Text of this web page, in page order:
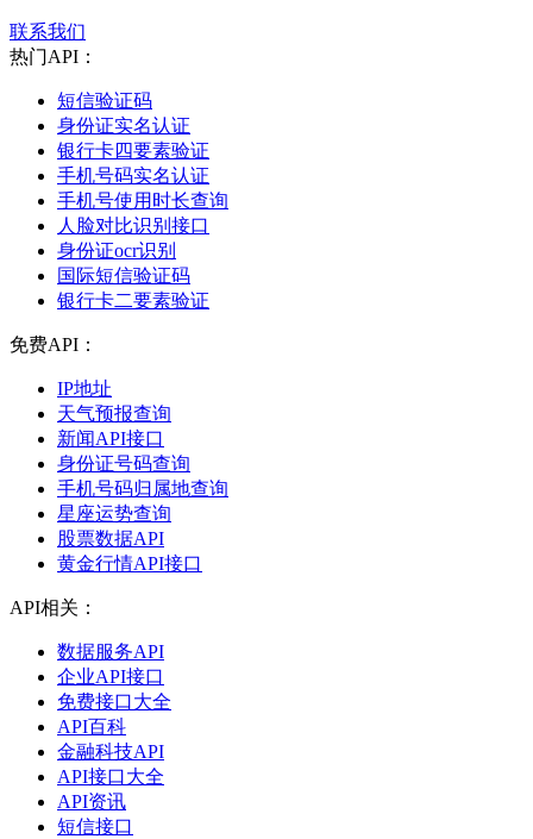
联系我们
热门API：
短信验证码
身份证实名认证
银行卡四要素验证
手机号码实名认证
手机号使用时长查询
人脸对比识别接口
身份证ocr识别
国际短信验证码
银行卡二要素验证
免费API：
IP地址
天气预报查询
新闻API接口
身份证号码查询
手机号码归属地查询
星座运势查询
股票数据API
黄金行情API接口
API相关：
数据服务API
企业API接口
免费接口大全
API百科
金融科技API
API接口大全
API资讯
短信接口